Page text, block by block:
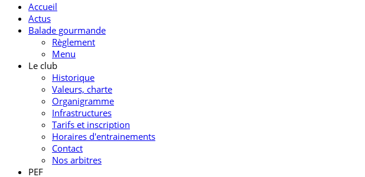
Accueil
Actus
Balade gourmande
Règlement
Menu
Le club
Historique
Valeurs, charte
Organigramme
Infrastructures
Tarifs et inscription
Horaires d'entrainements
Contact
Nos arbitres
PEF